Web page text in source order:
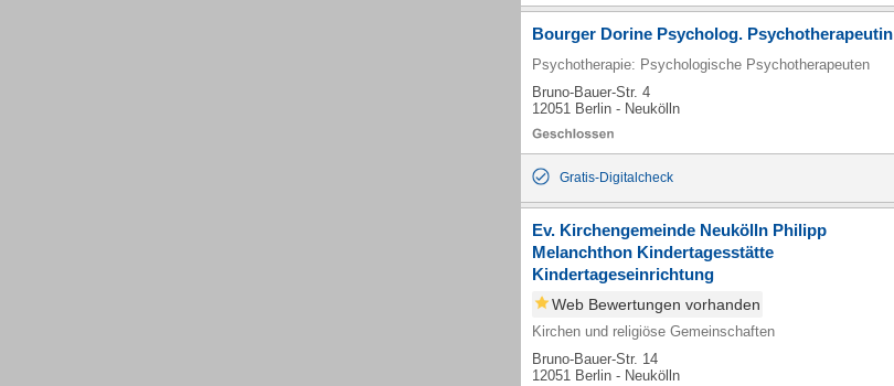
Bourger Dorine Psycholog. Psychotherapeutin
Psychotherapie: Psychologische Psychotherapeuten
Bruno-Bauer-Str. 4
12051 Berlin - Neukölln
Gratis-Digitalcheck
Ev. Kirchengemeinde Neukölln Philipp
Melanchthon Kindertagesstätte
Kindertageseinrichtung
Web Bewertungen vorhanden
Kirchen und religiöse Gemeinschaften
Bruno-Bauer-Str. 14
12051 Berlin - Neukölln